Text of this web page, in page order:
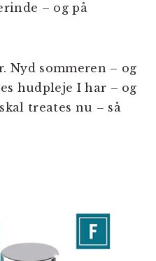
– og på
Nyd sommeren – og
hudpleje I har – og
treates nu – så